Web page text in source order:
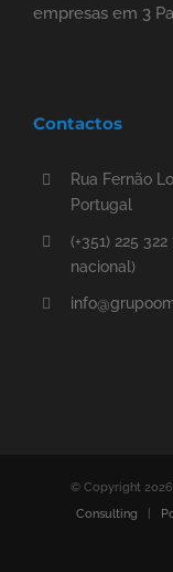
empresas em 3
Contactos
Rua Fernão
Portugal
(+351) 225
nacional)
© Copyright 2026
Consulting